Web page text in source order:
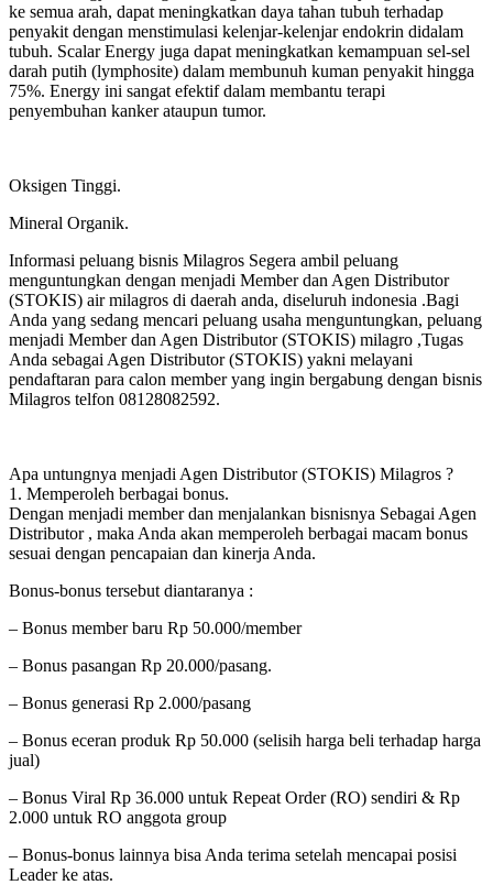
ke semua arah, dapat meningkatkan daya tahan tubuh terhadap
penyakit dengan menstimulasi kelenjar-kelenjar endokrin didalam
tubuh. Scalar Energy juga dapat meningkatkan kemampuan sel-sel
darah putih (lymphosite) dalam membunuh kuman penyakit hingga
75%. Energy ini sangat efektif dalam membantu terapi
penyembuhan kanker ataupun tumor.
Oksigen Tinggi.
Mineral Organik.
Informasi peluang bisnis Milagros Segera ambil peluang
menguntungkan dengan menjadi Member dan Agen Distributor
(STOKIS) air milagros di daerah anda, diseluruh indonesia .Bagi
Anda yang sedang mencari peluang usaha menguntungkan, peluang
menjadi Member dan Agen Distributor (STOKIS) milagro ,Tugas
Anda sebagai Agen Distributor (STOKIS) yakni melayani
pendaftaran para calon member yang ingin bergabung dengan bisnis
Milagros telfon 08128082592.
Apa untungnya menjadi Agen Distributor (STOKIS) Milagros ?
1. Memperoleh berbagai bonus.
Dengan menjadi member dan menjalankan bisnisnya Sebagai Agen
Distributor , maka Anda akan memperoleh berbagai macam bonus
sesuai dengan pencapaian dan kinerja Anda.
Bonus-bonus tersebut diantaranya :
– Bonus member baru Rp 50.000/member
– Bonus pasangan Rp 20.000/pasang.
– Bonus generasi Rp 2.000/pasang
– Bonus eceran produk Rp 50.000 (selisih harga beli terhadap harga
jual)
– Bonus Viral Rp 36.000 untuk Repeat Order (RO) sendiri & Rp
2.000 untuk RO anggota group
– Bonus-bonus lainnya bisa Anda terima setelah mencapai posisi
Leader ke atas.